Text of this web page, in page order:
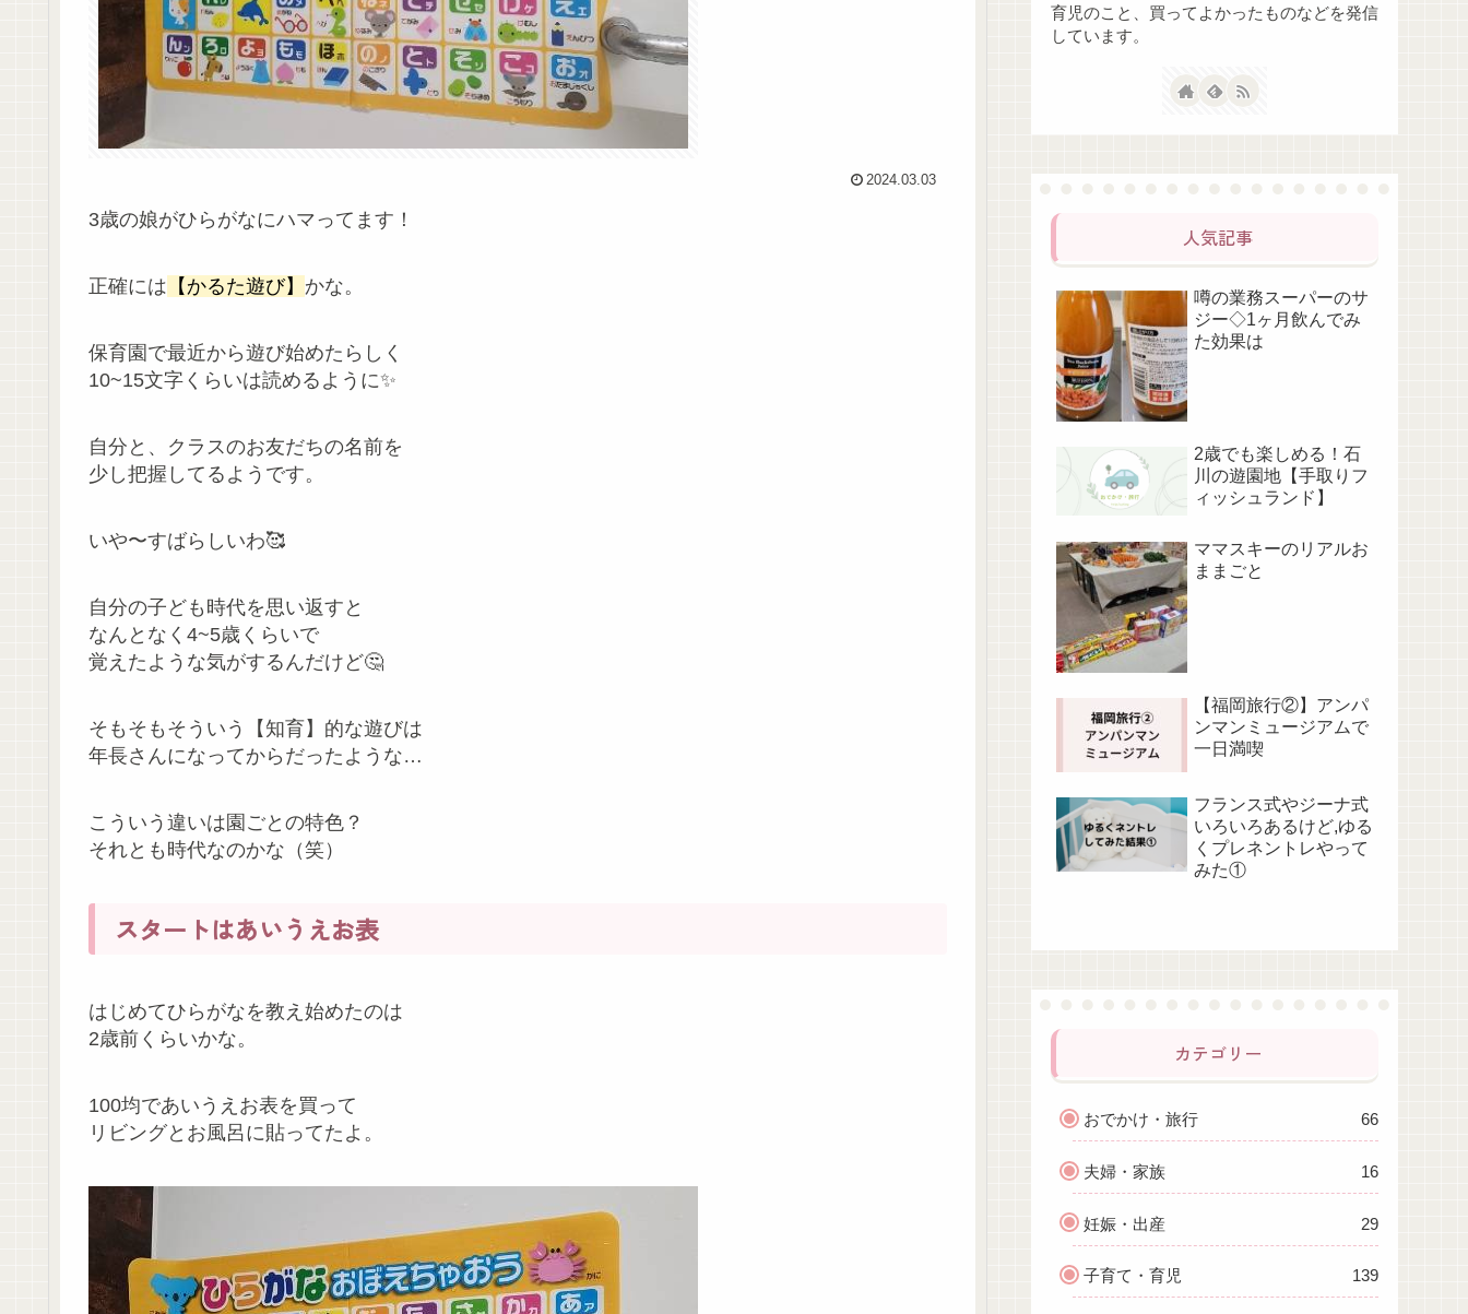
2024.03.03
3歳の娘がひらがなにハマってます！
正確には 【かるた遊び】 かな。
保育園で最近から遊び始めたらしく
10~15文字くらいは読めるように✨
自分と、クラスのお友だちの名前を
少し把握してるようです。
いや〜すばらしいわ🥰
自分の子ども時代を思い返すと
なんとなく4~5歳くらいで
覚えたような気がするんだけど🤔
そもそもそういう【知育】的な遊びは
年長さんになってからだったような…
こういう違いは園ごとの特色？
それとも時代なのかな（笑）
スタートはあいうえお表
はじめてひらがなを教え始めたのは
2歳前くらいかな。
100均であいうえお表を買って
リビングとお風呂に貼ってたよ。
育児のこと、買ってよかったものなどを発信
しています。
人気記事
噂の業務スーパーのサ
ジー◇1ヶ月飲んでみ
た効果は
2歳でも楽しめる！石
川の遊園地【手取りフ
ィッシュランド】
ママスキーのリアルお
ままごと
【福岡旅行②】アンパ
ンマンミュージアムで
一日満喫
フランス式やジーナ式
いろいろあるけど,ゆる
くプレネントレやって
みた①
カテゴリー
おでかけ・旅行 66
夫婦・家族 16
妊娠・出産 29
子育て・育児 139